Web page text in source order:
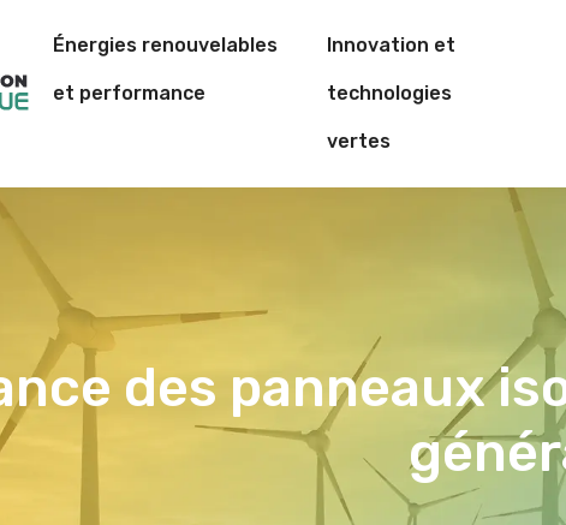
Énergies renouvelables
et performance
Innovation et
technologies
vertes
des panneaux